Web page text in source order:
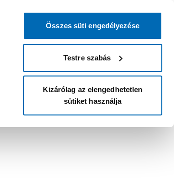
Összes süti engedélyezése
Testre szabás
Kizárólag az elengedhetetlen
sütiket használja